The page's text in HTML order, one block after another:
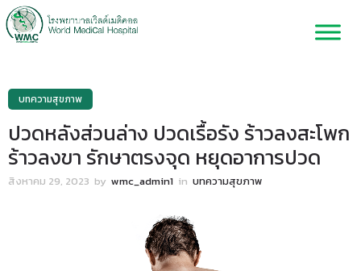
บทความสุขภาพ
ปวดหลังส่วนล่าง ปวดเรื้อรัง ร้าวลงสะโพก
ร้าวลงขา รักษาตรงจุด หยุดอาการปวด
สิงหาคม 29, 2023 by wmc_admin1 in บทความสุขภาพ